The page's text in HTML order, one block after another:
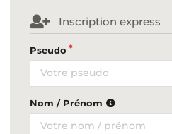
Inscription express
Pseudo
Nom / Prénom